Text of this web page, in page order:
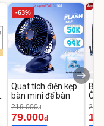
-63%
Quạt tích điện kẹp
bàn mini để bàn
219.000đ
79.000đ
Ô